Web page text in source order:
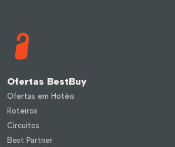
Ofertas BestBuy
Ofertas em Hotéis
Roteiros
Circuitos
Best Partner